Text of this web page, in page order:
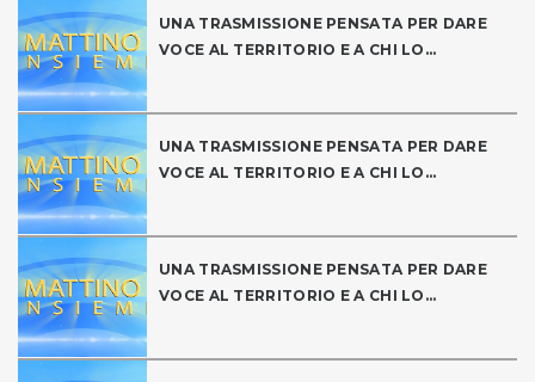
UNA TRASMISSIONE PENSATA PER DARE
VOCE AL TERRITORIO E A CHI LO...
UNA TRASMISSIONE PENSATA PER DARE
VOCE AL TERRITORIO E A CHI LO...
UNA TRASMISSIONE PENSATA PER DARE
VOCE AL TERRITORIO E A CHI LO...